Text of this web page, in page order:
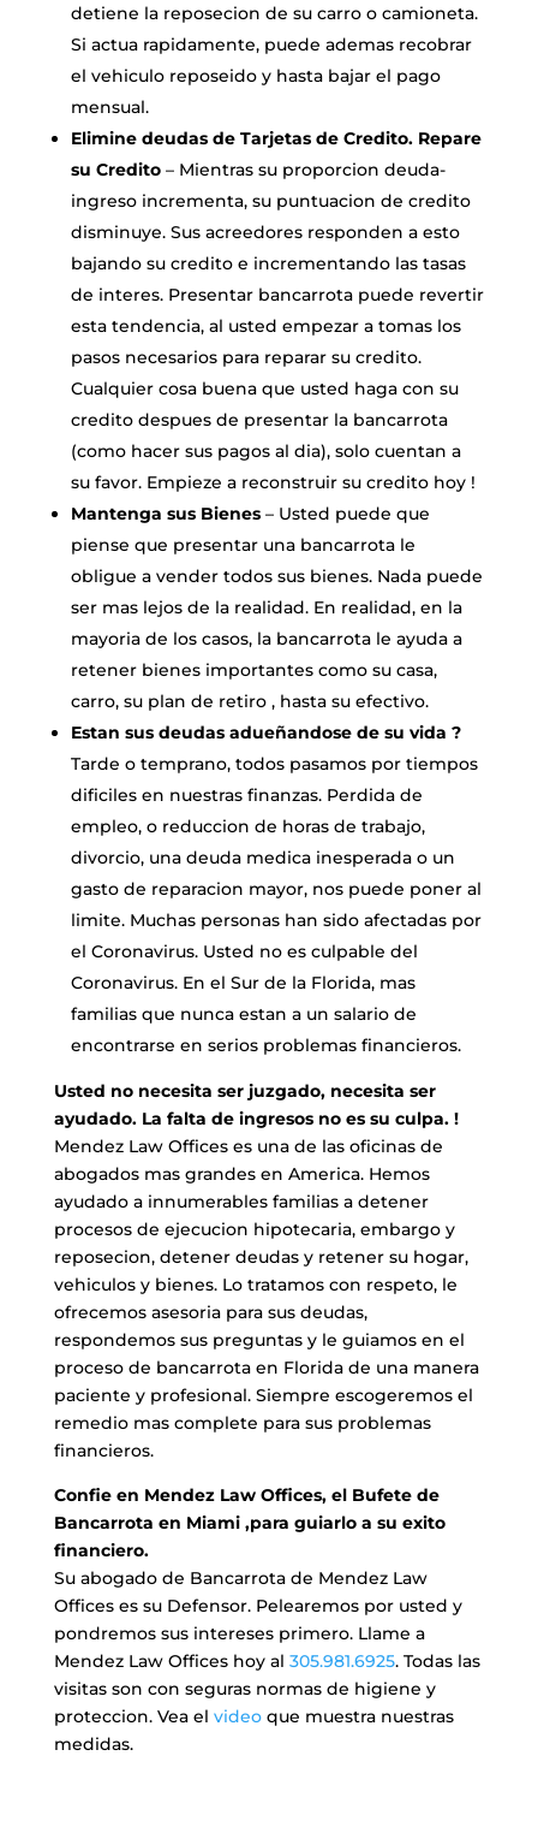
detiene la reposecion de su carro o camioneta.
Si actua rapidamente, puede ademas recobrar
el vehiculo reposeido y hasta bajar el pago
mensual.
Elimine deudas de Tarjetas de Credito. Repare
su Credito– Mientras su proporcion deuda-
ingreso incrementa, su puntuacion de credito
disminuye. Sus acreedores responden a esto
bajando su credito e incrementando las tasas
de interes. Presentar bancarrota puede revertir
esta tendencia, al usted empezar a tomas los
pasos necesarios para reparar su credito.
Cualquier cosa buena que usted haga con su
credito despues de presentar la bancarrota
(como hacer sus pagos al dia), solo cuentan a
su favor. Empieze a reconstruir su credito hoy !
Mantenga sus Bienes– Usted puede que
piense que presentar una bancarrota le
obligue a vender todos sus bienes. Nada puede
ser mas lejos de la realidad. En realidad, en la
mayoria de los casos, la bancarrota le ayuda a
retener bienes importantes como su casa,
carro, su plan de retiro , hasta su efectivo.
Estan sus deudas adueñandose de su vida ?
Tarde o temprano, todos pasamos por tiempos
dificiles en nuestras finanzas. Perdida de
empleo, o reduccion de horas de trabajo,
divorcio, una deuda medica inesperada o un
gasto de reparacion mayor, nos puede poner al
limite. Muchas personas han sido afectadas por
el Coronavirus. Usted no es culpable del
Coronavirus. En el Sur de la Florida, mas
familias que nunca estan a un salario de
encontrarse en serios problemas financieros.
Usted no necesita ser juzgado, necesita ser
ayudado. La falta de ingresos no es su culpa. !
Mendez Law Offices es una de las oficinas de
abogados mas grandes en America. Hemos
ayudado a innumerables familias a detener
procesos de ejecucion hipotecaria, embargo y
reposecion, detener deudas y retener su hogar,
vehiculos y bienes. Lo tratamos con respeto, le
ofrecemos asesoria para sus deudas,
respondemos sus preguntas y le guiamos en el
proceso de bancarrota en Florida de una manera
paciente y profesional. Siempre escogeremos el
remedio mas complete para sus problemas
financieros.
Confie en Mendez Law Offices, el Bufete de
Bancarrota en Miami ,para guiarlo a su exito
financiero.
Su abogado de Bancarrota de Mendez Law
Offices es su Defensor. Pelearemos por usted y
pondremos sus intereses primero. Llame a
Mendez Law Offices hoy al 305.981.6925. Todas las
visitas son con seguras normas de higiene y
proteccion. Vea el videoque muestra nuestras
medidas.